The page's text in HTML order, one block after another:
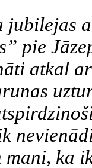
jubilejas
pie
atkal
ka